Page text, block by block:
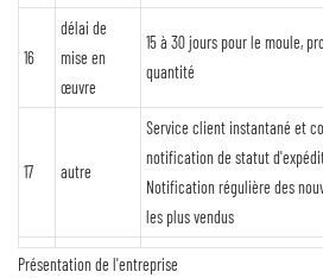
16
délai de
mise en
œuvre
15 à 30 jours pour le moule,
quantité
17 autre
Service client instantané et
notification de statut
Notification régulière des
les plus vendus
Présentation de l'entreprise